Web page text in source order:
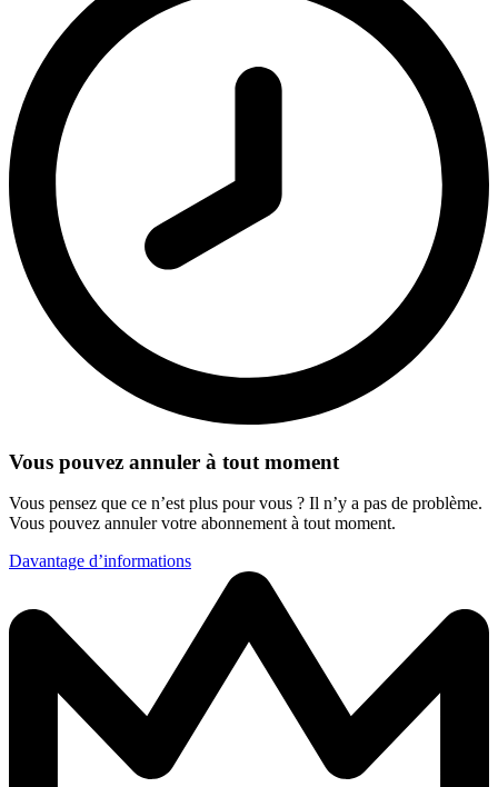
Vous pouvez annuler à tout moment
Vous pensez que ce n’est plus pour vous ? Il n’y a pas de problème.
Vous pouvez annuler votre abonnement à tout moment.
Davantage d’informations